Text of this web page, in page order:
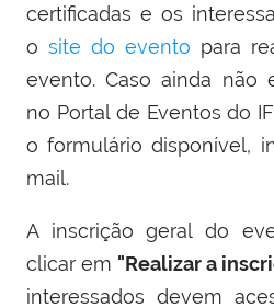
certificadas e os
o site do evento para
evento. Caso ainda não
no Portal de Eventos do
o formulário disponível,
mail.
A inscrição geral do
clicar em "Realizar a
interessados devem